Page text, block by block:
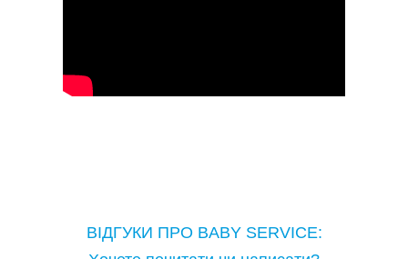
ВІДГУКИ ПРО BABY SERVICE: